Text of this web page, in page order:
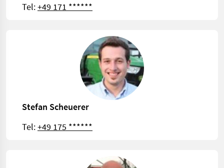
Tel:+49 171 ******
Stefan Scheuerer
Tel:+49 175 ******